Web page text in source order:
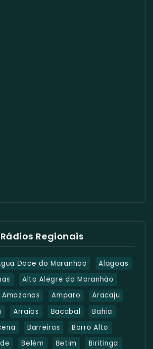
Rádios Regionais
Doce do Maranhão
Alagoas
Alto Alegre do Maranhão
Amazonas Amparo
Aracaju
Arraias Bacabal
Bahia
Barreiras
Barro Alto
Belém Betim Biritinga